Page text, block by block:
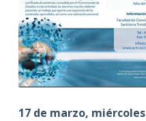
17 de marzo, miércoles